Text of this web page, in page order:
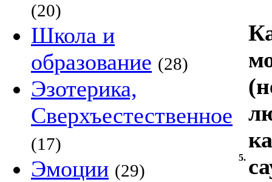
(20)
Школа и
образование (28)
Эзотерика,
Сверхъестественное
(17)
Эмоции (29)
5.